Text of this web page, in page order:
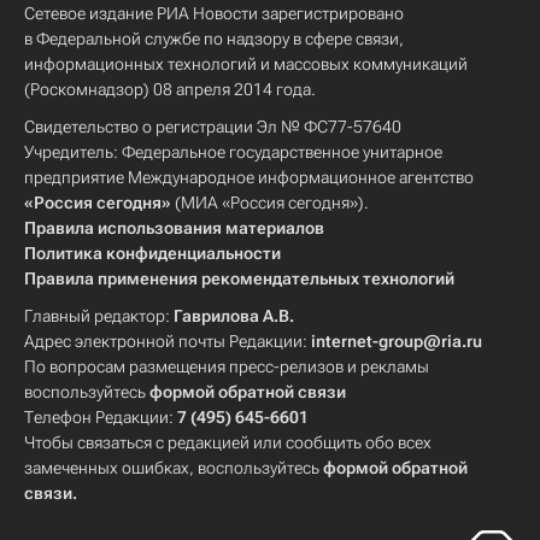
Весь мир
Европа
Республика Крым
Северо-Кавказский ФО
Чеченская республика (Чечня)
Россия
Сетевое издание РИА Новости зарегистрировано
в Федеральной службе по надзору в сфере связи,
информационных технологий и массовых коммуникаций
(Роскомнадзор) 08 апреля 2014 года.
Свидетельство о регистрации Эл № ФС77-57640
Учредитель: Федеральное государственное унитарное
предприятие Международное информационное агентство
«Россия сегодня» (МИА «Россия сегодня»).
Правила использования материалов
Политика конфиденциальности
Правила применения рекомендательных технологий
Главный редактор: Гаврилова А.В.
Адрес электронной почты Редакции: internet-group@ria.ru
По вопросам размещения пресс-релизов и рекламы
воспользуйтесьформой обратной связи
Телефон Редакции: 7 (495) 645-6601
Чтобы связаться с редакцией или сообщить обо всех
замеченных ошибках, воспользуйтесьформой обратной
связи.